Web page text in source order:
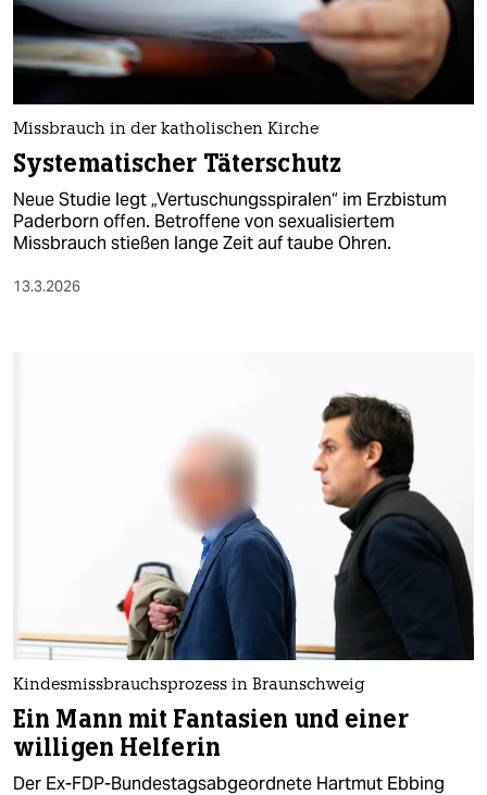
Missbrauch in der katholischen Kirche
Systematischer Täterschutz
Neue Studie legt „Vertuschungsspiralen“ im Erzbistum
Paderborn offen. Betroffene von sexualisiertem
Missbrauch stießen lange Zeit auf taube Ohren.
13.3.2026
Kindesmissbrauchsprozess in Braunschweig
Ein Mann mit Fantasien und einer
willigen Helferin
Der Ex-FDP-Bundestagsabgeordnete Hartmut Ebbing